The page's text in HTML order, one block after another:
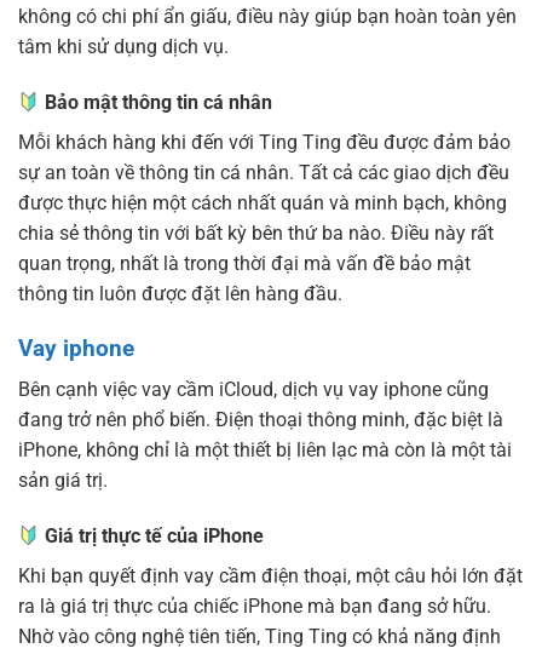
không có chi phí ẩn giấu, điều này giúp bạn hoàn toàn yên
tâm khi sử dụng dịch vụ.
Bảo mật thông tin cá nhân
Mỗi khách hàng khi đến với Ting Ting đều được đảm bảo
sự an toàn về thông tin cá nhân. Tất cả các giao dịch đều
được thực hiện một cách nhất quán và minh bạch, không
chia sẻ thông tin với bất kỳ bên thứ ba nào. Điều này rất
quan trọng, nhất là trong thời đại mà vấn đề bảo mật
thông tin luôn được đặt lên hàng đầu.
Vay iphone
Bên cạnh việc vay cầm iCloud, dịch vụ vay iphone cũng
đang trở nên phổ biến. Điện thoại thông minh, đặc biệt là
iPhone, không chỉ là một thiết bị liên lạc mà còn là một tài
sản giá trị.
Giá trị thực tế của iPhone
Khi bạn quyết định vay cầm điện thoại, một câu hỏi lớn đặt
ra là giá trị thực của chiếc iPhone mà bạn đang sở hữu.
Nhờ vào công nghệ tiên tiến, Ting Ting có khả năng định